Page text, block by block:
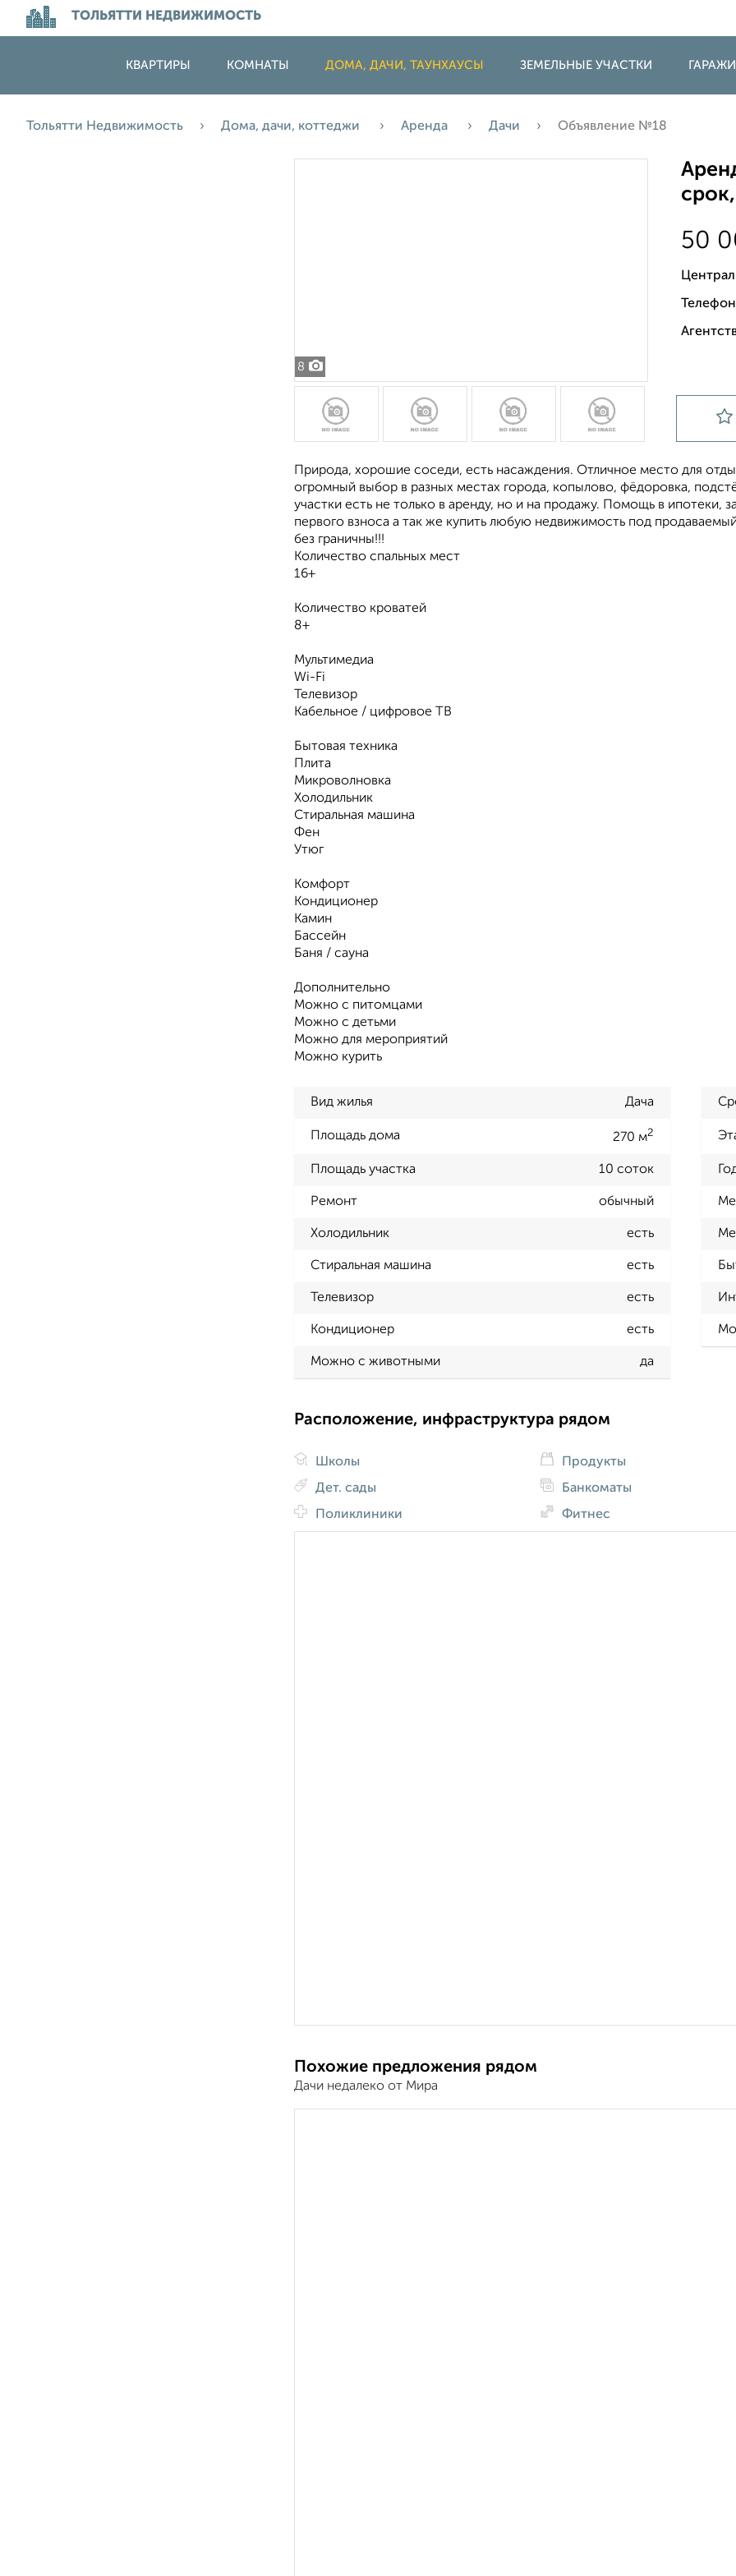
ТОЛЬЯТТИ НЕДВИЖИМОСТЬ
КВАРТИРЫ КОМНАТЫ ДОМА, ДАЧИ, ТАУНХАУСЫ ЗЕМЕЛЬНЫЕ УЧАСТКИ
Тольятти Недвижимость Дома, дачи, коттеджи Аренда Дачи Объявление №18
8
50
Природа, хорошие соседи, есть насаждения. Отличное место для
огромный выбор в разных местах города, копылово, фёдоровка,
участки есть не только в аренду, но и на продажу. Помощь в ипотеки,
первого взноса а так же купить любую недвижимость под
без граничны!!!
Количество спальных мест
16+
Количество кроватей
8+
Мультимедиа
Wi-Fi
Телевизор
Кабельное / цифровое ТВ
Бытовая техника
Плита
Микроволновка
Холодильник
Стиральная машина
Фен
Утюг
Комфорт
Кондиционер
Камин
Бассейн
Баня / сауна
Дополнительно
Можно с питомцами
Можно с детьми
Можно для мероприятий
Можно курить
Вид жилья Дача
Площадь дома 270 м2
Площадь участка 10 соток
Ремонт обычный
Холодильник есть
Стиральная машина есть
Телевизор есть
Кондиционер есть
Можно с животными да
Расположение, инфраструктура рядом
Школы
Дет. сады
Поликлиники
Продукты
Банкоматы
Фитнес
Похожие предложения рядом
Дачи недалеко от Мира